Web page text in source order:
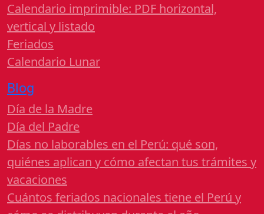
Calendario imprimible: PDF horizontal,
vertical y listado
Feriados
Calendario Lunar
Blog
Día de la Madre
Día del Padre
Días no laborables en el Perú: qué son,
quiénes aplican y cómo afectan tus trámites y
vacaciones
Cuántos feriados nacionales tiene el Perú y